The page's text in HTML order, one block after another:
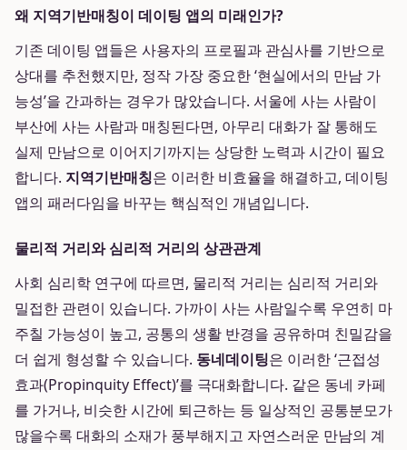
왜 지역기반매칭이 데이팅 앱의 미래인가?
기존 데이팅 앱들은 사용자의 프로필과 관심사를 기반으로
상대를 추천했지만, 정작 가장 중요한 ‘현실에서의 만남 가
능성’을 간과하는 경우가 많았습니다. 서울에 사는 사람이
부산에 사는 사람과 매칭된다면, 아무리 대화가 잘 통해도
실제 만남으로 이어지기까지는 상당한 노력과 시간이 필요
합니다. 지역기반매칭은 이러한 비효율을 해결하고, 데이팅
앱의 패러다임을 바꾸는 핵심적인 개념입니다.
물리적 거리와 심리적 거리의 상관관계
사회 심리학 연구에 따르면, 물리적 거리는 심리적 거리와
밀접한 관련이 있습니다. 가까이 사는 사람일수록 우연히 마
주칠 가능성이 높고, 공통의 생활 반경을 공유하며 친밀감을
더 쉽게 형성할 수 있습니다. 동네데이팅은 이러한 ‘근접성
효과(Propinquity Effect)’를 극대화합니다. 같은 동네 카페
를 가거나, 비슷한 시간에 퇴근하는 등 일상적인 공통분모가
많을수록 대화의 소재가 풍부해지고 자연스러운 만남의 계